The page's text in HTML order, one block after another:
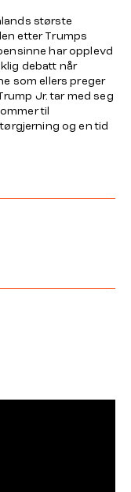
største
etter Trumps
har opplevd
debatt når
som ellers preger
Jr. tar med seg
til
og en tid